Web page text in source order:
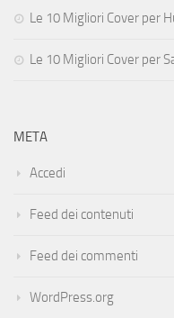
Le 10 Migliori Cover per
Le 10 Migliori Cover per
META
Accedi
Feed dei contenuti
Feed dei commenti
WordPress.org